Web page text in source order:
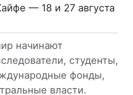
— 18 и 27 августа
начинают
студенты,
фонды,
власти.